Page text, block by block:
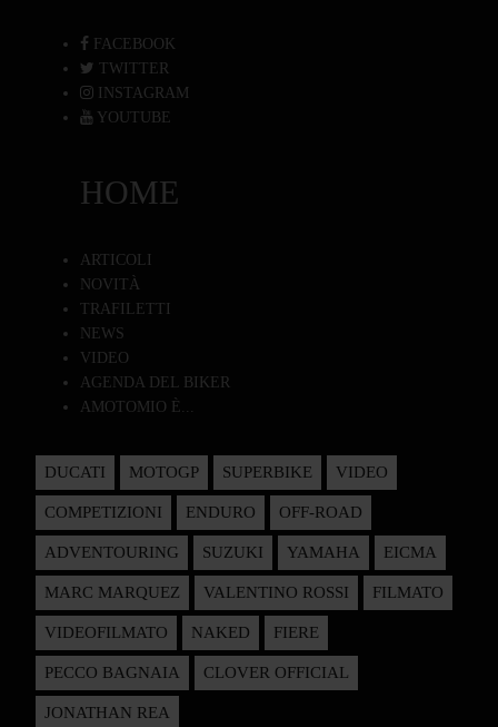
FACEBOOK
TWITTER
INSTAGRAM
YOUTUBE
HOME
ARTICOLI
NOVITÀ
TRAFILETTI
NEWS
VIDEO
AGENDA DEL BIKER
AMOTOMIO È...
DUCATI MOTOGP SUPERBIKE VIDEO
COMPETIZIONI ENDURO OFF-ROAD
ADVENTOURING SUZUKI YAMAHA EICMA
MARC MARQUEZ VALENTINO ROSSI FILMATO
VIDEOFILMATO NAKED FIERE
PECCO BAGNAIA CLOVER OFFICIAL
JONATHAN REA